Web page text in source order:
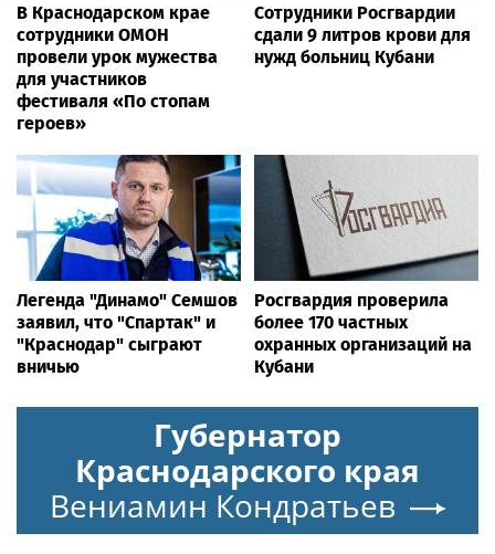
В Краснодарском крае
сотрудники ОМОН
провели урок мужества
для участников
фестиваля «По стопам
героев»
Сотрудники Росгвардии
сдали 9 литров крови для
нужд больниц Кубани
Легенда "Динамо" Семшов
заявил, что "Спартак" и
"Краснодар" сыграют
вничью
Росгвардия проверила
более 170 частных
охранных организаций на
Кубани
Губернатор
Краснодарского края
Вениамин Кондратьев